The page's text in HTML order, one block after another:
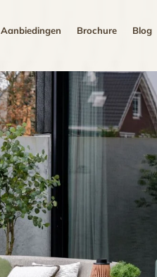
Aanbiedingen Brochure Blog